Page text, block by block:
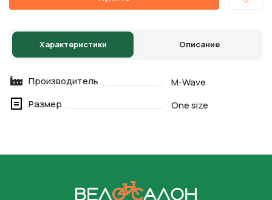
Характеристики Описание
Производитель
M-Wave
Размер
One size